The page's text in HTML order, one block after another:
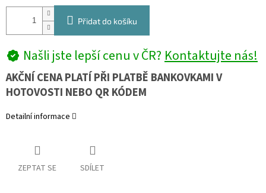
Přidat do košíku
Našli jste lepší cenu v ČR?Kontaktujte nás!
AKČNÍ CENA PLATÍ PŘI PLATBĚ BANKOVKAMI V
HOTOVOSTI NEBO QR KÓDEM
Detailní informace
ZEPTAT SE SDÍLET